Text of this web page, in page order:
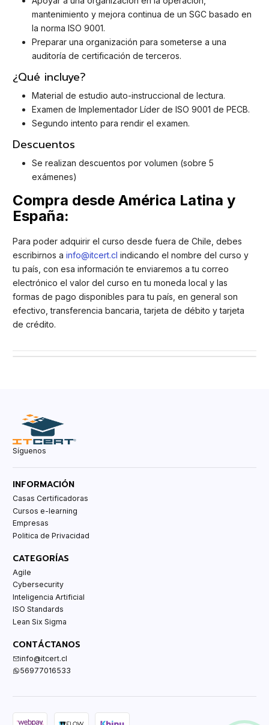
mantenimiento y mejora continua de un SGC basado en
la norma ISO 9001.
Preparar una organización para someterse a una
auditoría de certificación de terceros.
¿Qué incluye?
Material de estudio auto-instruccional de lectura.
Examen de Implementador Líder de ISO 9001 de PECB.
Segundo intento para rendir el examen.
Descuentos
Se realizan descuentos por volumen (sobre 5
exámenes)
Compra desde América Latina y
España:
Para poder adquirir el curso desde fuera de Chile, debes
escribirnos a info@itcert.cl indicando el nombre del curso y
tu país, con esa información te enviaremos a tu correo
electrónico el valor del curso en tu moneda local y las
formas de pago disponibles para tu país, en general son
efectivo, transferencia bancaria, tarjeta de débito y tarjeta
de crédito.
Síguenos
INFORMACIÓN
Casas Certificadoras
Cursos e-learning
Empresas
Politica de Privacidad
CATEGORÍAS
Agile
Cybersecurity
Inteligencia Artificial
ISO Standards
Lean Six Sigma
CONTÁCTANOS
info@itcert.cl
56977016533